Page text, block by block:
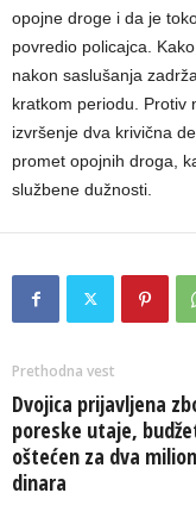
opojne droge i da je
povredio policajca.
nakon saslušanja
kratkom periodu. Protiv
izvršenje dva krivična
promet opojnih droga,
službene dužnosti.
Prethodna vest
Dvojica prijavljena
poreske utaje,
oštećen za dva
dinara